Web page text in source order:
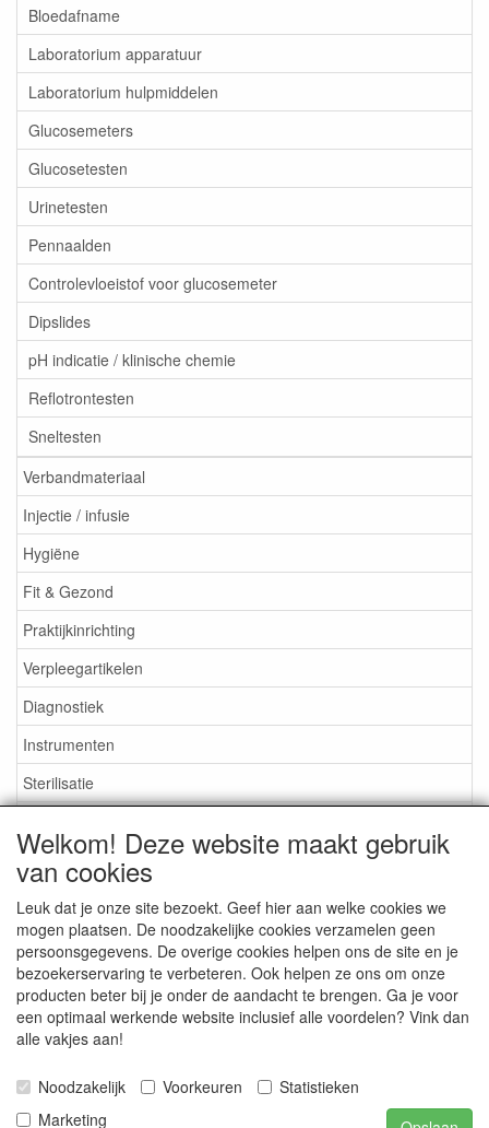
Bloedafname
Laboratorium apparatuur
Laboratorium hulpmiddelen
Glucosemeters
Glucosetesten
Urinetesten
Pennaalden
Controlevloeistof voor glucosemeter
Dipslides
pH indicatie / klinische chemie
Reflotrontesten
Sneltesten
Verbandmateriaal
Injectie / infusie
Hygiëne
Fit & Gezond
Praktijkinrichting
Verpleegartikelen
Diagnostiek
Instrumenten
Sterilisatie
Aktieartikelen
Medisan Trading te Alblasserdam. Alle genoemde prijzen zijn
inclusief BTW enexclusief verzendkostentenzij anders
aangegeven.
Welkom! Deze website maakt gebruik
van cookies
Leuk dat je onze site bezoekt. Geef hier aan welke cookies we
mogen plaatsen. De noodzakelijke cookies verzamelen geen
persoonsgegevens. De overige cookies helpen ons de site en je
bezoekerservaring te verbeteren. Ook helpen ze ons om onze
producten beter bij je onder de aandacht te brengen. Ga je voor
een optimaal werkende website inclusief alle voordelen? Vink dan
alle vakjes aan!
Noodzakelijk Voorkeuren
Statistieken
Marketing